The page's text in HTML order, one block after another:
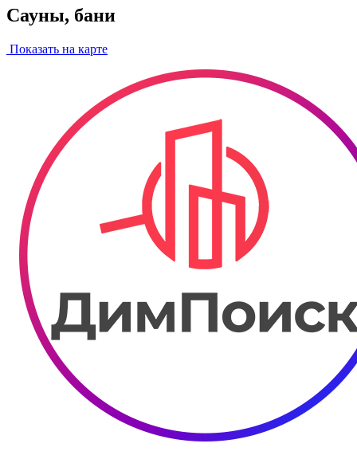
Сауны, бани
Показать на карте